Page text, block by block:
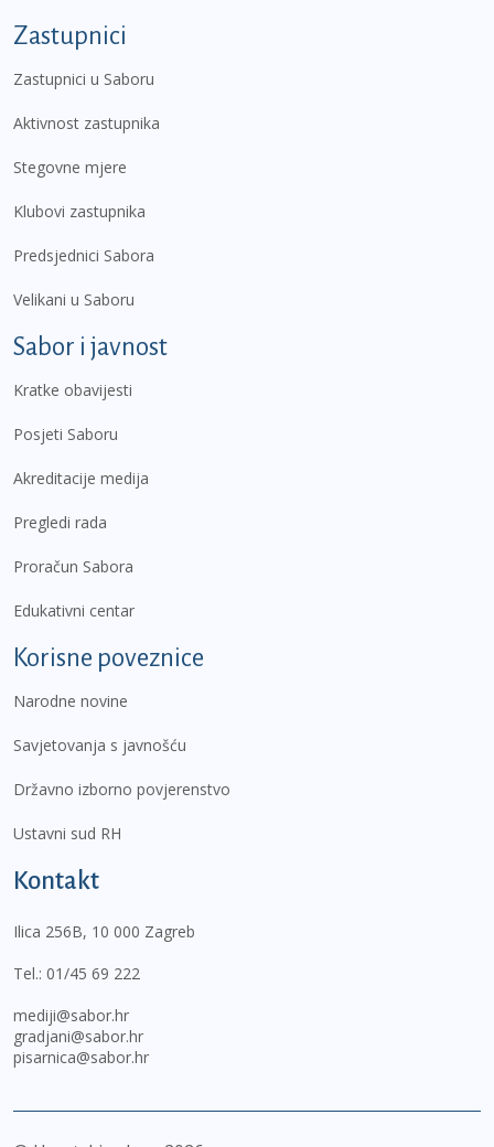
Zastupnici
Zastupnici u Saboru
Aktivnost zastupnika
Stegovne mjere
Klubovi zastupnika
Predsjednici Sabora
Velikani u Saboru
Sabor i javnost
Kratke obavijesti
Posjeti Saboru
Akreditacije medija
Pregledi rada
Proračun Sabora
Edukativni centar
Korisne poveznice
Narodne novine
Savjetovanja s javnošću
Državno izborno povjerenstvo
Ustavni sud RH
Kontakt
Ilica 256B, 10 000 Zagreb
Tel.: 01/45 69 222
mediji@sabor.hr
gradjani@sabor.hr
pisarnica@sabor.hr